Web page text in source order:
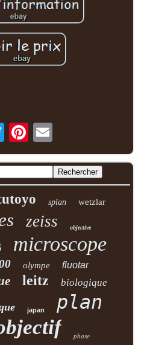
splan wetzlar
zeiss objective
microscope
olympe fluotar
leitz biologique
japan plan
phase